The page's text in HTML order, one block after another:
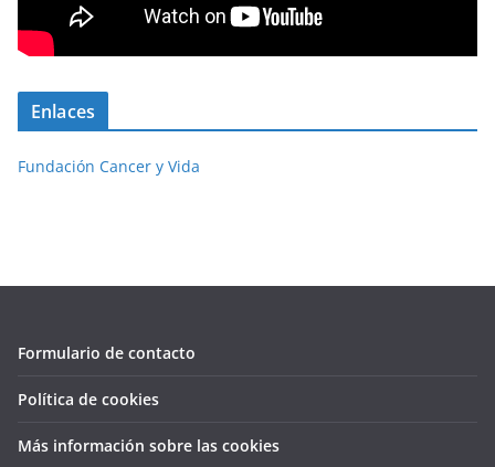
Enlaces
Fundación Cancer y Vida
Formulario de contacto
Política de cookies
Más información sobre las cookies